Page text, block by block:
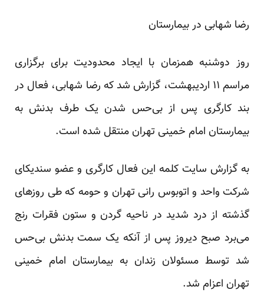
رضا شهابی در بیمارستان
روز دوشنبه همزمان با ایجاد محدودیت برای برگزاری
مراسم ۱۱ اردیبهشت، گزارش شد که رضا شهابی، فعال در
بند کارگری پس از بی‌حس شدن یک طرف بدنش به
بیمارستان امام خمینی تهران منتقل شده است.
به گزارش سایت کلمه این فعال کارگری و عضو سندیکای
شرکت واحد و اتوبوس رانی تهران و حومه که طی روزهای
گذشته از درد شدید در ناحیه گردن و ستون فقرات رنج
می‌برد صبح دیروز پس از آنکه یک سمت بدنش بی‌حس
شد توسط مسئولان زندان به بیمارستان امام خمینی
تهران اعزام شد.